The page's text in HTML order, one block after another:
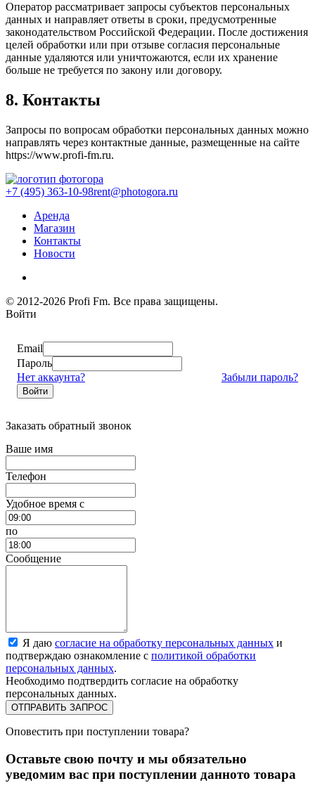
Оператор рассматривает запросы субъектов персональных
данных и направляет ответы в сроки, предусмотренные
законодательством Российской Федерации. После достижения
целей обработки или при отзыве согласия персональные
данные удаляются или уничтожаются, если их хранение
больше не требуется по закону или договору.
8. Контакты
Запросы по вопросам обработки персональных данных можно
направлять через контактные данные, размещенные на сайте
https://www.profi-fm.ru.
+7 (495) 363-10-98rent@photogora.ru
Аренда
Магазин
Контакты
Новости
© 2012-2026 Profi Fm. Все права защищены.
Войти
Email
Пароль
Нет аккаунта?
Забыли пароль?
Войти
Заказать обратный звонок
Ваше имя
Телефон
Удобное время c
по
Сообщение
Я даю согласие на обработку персональных данных и
подтверждаю ознакомление с политикой обработки
персональных данных.
Необходимо подтвердить согласие на обработку
персональных данных.
ОТПРАВИТЬ ЗАПРОС
Оповестить при поступлении товара?
Оставьте свою почту и мы обязательно
уведомим вас при поступлении данното товара